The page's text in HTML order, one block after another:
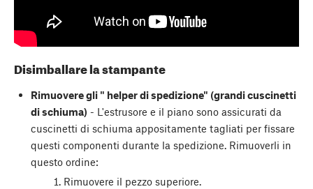
Disimballare la stampante
Rimuovere gli " helper di spedizione" (grandi cuscinetti
di schiuma) - L'estrusore e il piano sono assicurati da
cuscinetti di schiuma appositamente tagliati per fissare
questi componenti durante la spedizione. Rimuoverli in
questo ordine:
Rimuovere il pezzo superiore.